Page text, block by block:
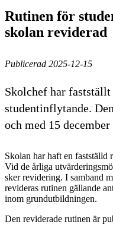
Rutinen för
skolan reviderad
Publicerad 2025-12-15
Skolchef har
studentinflytande.
och med 15 december
Skolan har haft en fastställd
Vid de årliga
sker revidering. I samband
revideras rutinen gällande
inom grundutbildningen.
Den reviderade rutinen är